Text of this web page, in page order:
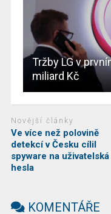
Tržby LG v
miliard Kč
Novější články
Ve více než polovině
detekcí v Česku cílil
spyware na uživatelská
hesla
KOMENTÁŘE